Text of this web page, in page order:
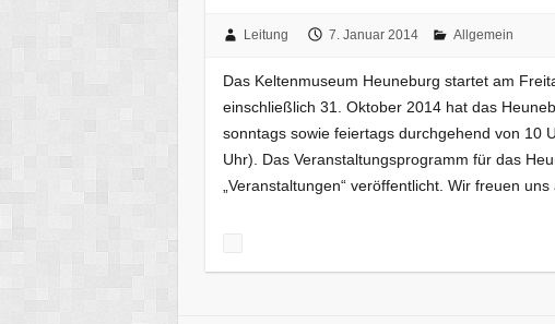
Leitung 7. Januar 2014 Allgemein
Das Keltenmuseum Heuneburg startet am
einschließlich 31. Oktober 2014 hat das
sonntags sowie feiertags durchgehend von 10
Uhr). Das Veranstaltungsprogramm für das
„Veranstaltungen“ veröffentlicht. Wir freuen